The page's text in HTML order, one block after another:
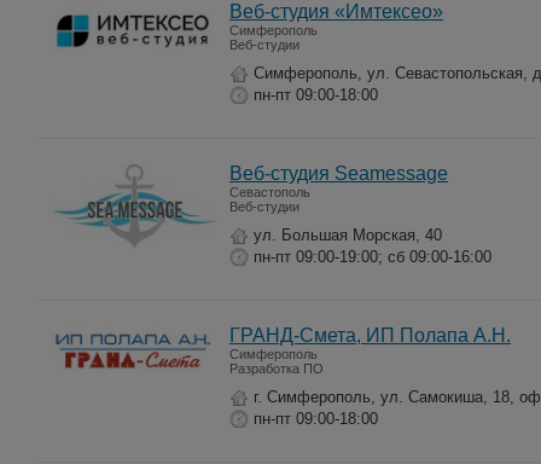
Веб-студия «Имтексео»
Симферополь
Веб-студии
Симферополь, ул. Севастопольская,
пн-пт 09:00-18:00
Веб-студия Seamessage
Севастополь
Веб-студии
ул. Большая Морская, 40
пн-пт 09:00-19:00; сб 09:00-16:00
ГРАНД-Смета, ИП Полапа А.Н.
Симферополь
Разработка ПО
г. Симферополь, ул. Самокиша, 18,
пн-пт 09:00-18:00